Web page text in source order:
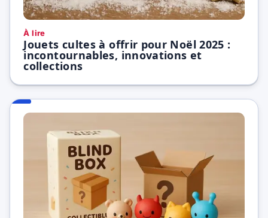
À lire
Jouets cultes à offrir pour Noël 2025 :
incontournables, innovations et
collections